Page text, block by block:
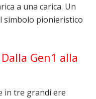
a una carica. Un
simbolo pionieristico
Gen1 alla
in tre grandi ere